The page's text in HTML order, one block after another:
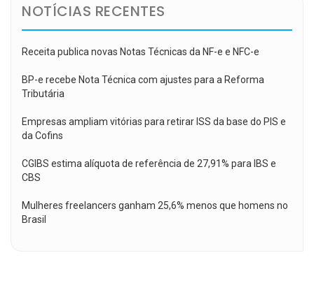
NOTÍCIAS RECENTES
Receita publica novas Notas Técnicas da NF-e e NFC-e
BP-e recebe Nota Técnica com ajustes para a Reforma
Tributária
Empresas ampliam vitórias para retirar ISS da base do PIS e
da Cofins
CGIBS estima alíquota de referência de 27,91% para IBS e
CBS
Mulheres freelancers ganham 25,6% menos que homens no
Brasil